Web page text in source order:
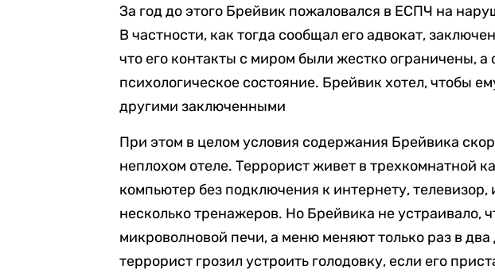
За год до этого Брейвик пожаловался в ЕСПЧ на
В частности, как тогда сообщал его адвокат,
что его контакты с миром были жестко ограничены, а
психологическое состояние. Брейвик хотел, чтобы
другими заключенными
При этом в целом условия содержания Брейвика
неплохом отеле. Террорист живет в трехкомнатной
компьютер без подключения к интернету, телевизор,
несколько тренажеров. Но Брейвика не устраивало,
микроволновой печи, а меню меняют только раз в два
террорист грозил устроить голодовку, если его